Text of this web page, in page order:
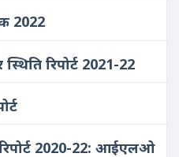
2022
रिपोर्ट 2021-22
2020-22: आईएलओ